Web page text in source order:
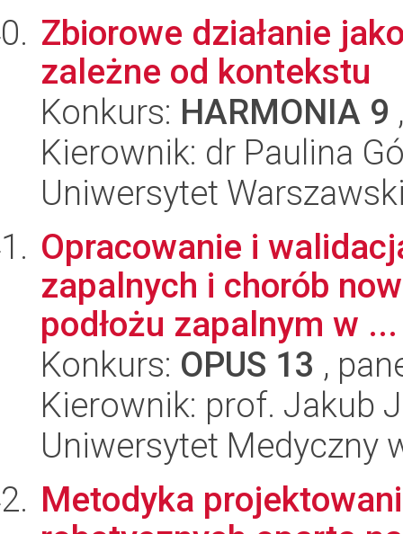
Zbiorowe działanie
zależne od kontekstu
Konkurs: HARMONIA 9
Kierownik: dr Paulina
Uniwersytet
Opracowanie i
zapalnych i chorób
podłożu zapalnym w ...
Konkurs: OPUS 13 ,
Kierownik: prof. Jakub
Uniwersytet Medyczny
Metodyka